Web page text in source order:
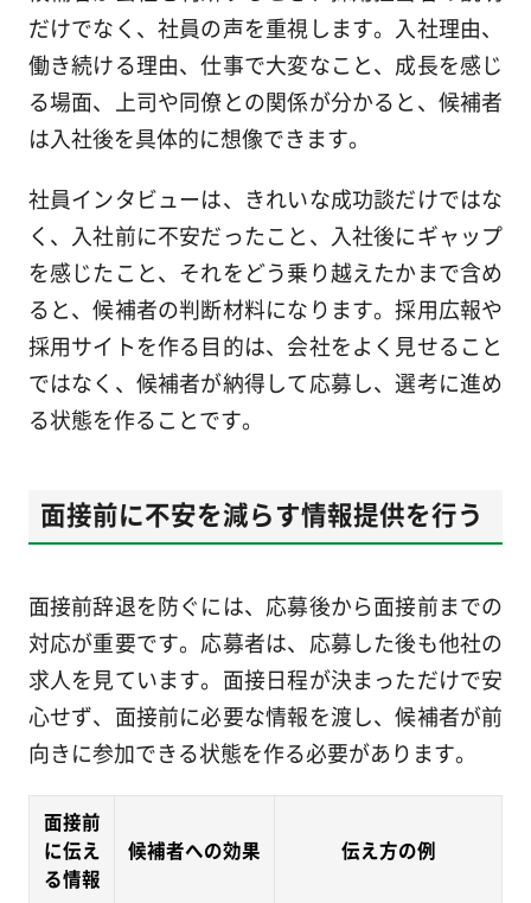
だけでなく、社員の声を重視します。入社理由、
働き続ける理由、仕事で大変なこと、成長を感じ
る場面、上司や同僚との関係が分かると、候補者
は入社後を具体的に想像できます。
社員インタビューは、きれいな成功談だけではな
く、入社前に不安だったこと、入社後にギャップ
を感じたこと、それをどう乗り越えたかまで含め
ると、候補者の判断材料になります。採用広報や
採用サイトを作る目的は、会社をよく見せること
ではなく、候補者が納得して応募し、選考に進め
る状態を作ることです。
面接前に不安を減らす情報提供を行う
面接前辞退を防ぐには、応募後から面接前までの
対応が重要です。応募者は、応募した後も他社の
求人を見ています。面接日程が決まっただけで安
心せず、面接前に必要な情報を渡し、候補者が前
向きに参加できる状態を作る必要があります。
面接前
に伝え
る情報
候補者への効果 伝え方の例